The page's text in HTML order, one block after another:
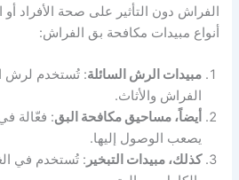
الفراش دون التأثير على صحة الأفراد أو
أنواع مبيدات مكافحة بق الفراش:
مبيدات الرش السائلة: تُستخدم لرش
الفراش والأثاث.
أيضاً، مساحيق مكافحة البق: فعّالة
يصعب الوصول إليها.
كذلك، مبيدات التبخير : تُستخدم في